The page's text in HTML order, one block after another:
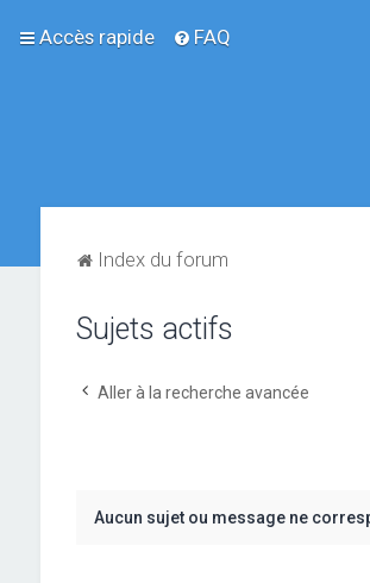
Accès rapide FAQ
Index du forum
Sujets actifs
Aller à la recherche avancée
Aucun sujet ou message ne